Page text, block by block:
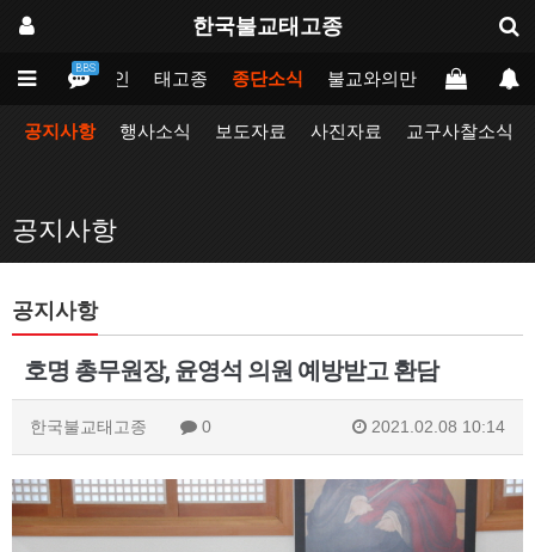
한국불교태고종
BBS
메인 태고종 종단소식 불교와의만남 업무포털
공지사항 행사소식 보도자료 사진자료 교구사찰소식
공지사항
공지사항
호명 총무원장, 윤영석 의원 예방받고 환담
한국불교태고종 0 2021.02.08 10:14